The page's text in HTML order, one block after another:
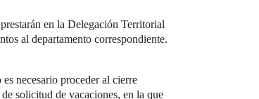
en la Delegación Territorial
al departamento correspondiente.
necesario proceder al cierre
solicitud de vacaciones, en la que